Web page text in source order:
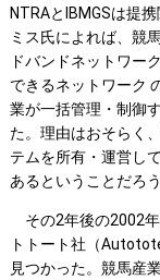
NTRAとIBMGSは提
ミス氏によれば、競
ドバンドネットワー
できるネットワーク
業が一括管理・制御
た。理由はおそらく
テムを所有・運営し
あるということだろう
その2年後の2002
トトート社（
見つかった。競馬産